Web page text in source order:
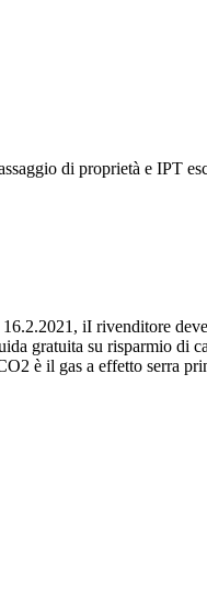
di proprietà e IPT
iI rivenditore
gratuita su risparmio di
è il gas a effetto serra